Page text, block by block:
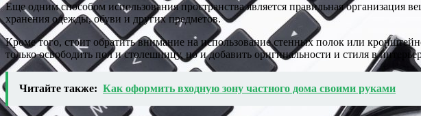
Еще одним способом использования пространства является правильная организация
хранения одежды, обуви и других предметов.
Кроме того, стоит обратить внимание на использование стенных полок или
только освободить пол и столешницу, но и добавить оригинальности и стиля в
Читайте также: Как оформить входную зону частного дома своими руками